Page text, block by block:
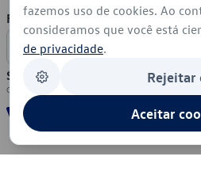
Formas de Pagamento
Segurança
fazemos uso de cookies. Ao
consideramos que você está
de privacidade.
Rejeitar
Aceitar